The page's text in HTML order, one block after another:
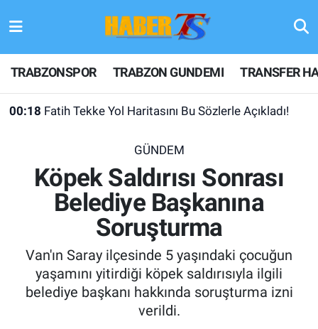
TRABZONSPOR TRABZON GUNDEMI TRANSFER
00:18 Fatih Tekke Yol Haritasını Bu Sözlerle Açıkladı!
GÜNDEM
Köpek Saldırısı Sonrası
Belediye Başkanına
Soruşturma
Van'ın Saray ilçesinde 5 yaşındaki çocuğun
yaşamını yitirdiği köpek saldırısıyla ilgili
belediye başkanı hakkında soruşturma izni
verildi.
TRABZONSPOR
TRABZON GUNDEMI
KULİS MEYDANI
1461 TRABZON
FUTBOL
Hava Durumu
Trafik Durumu
Son Dakika Haberleri
Haber Arşivi